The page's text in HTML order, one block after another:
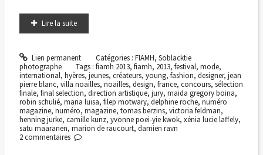
Lire la suite
Lien permanent Catégories : FIAMH, Soblacktie
photographe
Tags :fiamh 2013,fiamh, 2013,festival,mode,
international, hyères, jeunes, créateurs, young, fashion, designer, jean
pierre blanc, villa noailles, noailles, design, france, concours, sélection
finale, final selection, direction artistique, jury, maida gregory boina,
robin schulié, maria luisa, filep motwary, delphine roche, numéro
magazine, numéro, magazine, tomas berzins, victoria feldman,
henning jurke, camille kunz, yvonne poei-yie kwok, xénia lucie laffely,
satu maaranen, marion de raucourt, damien ravn
2 commentaires